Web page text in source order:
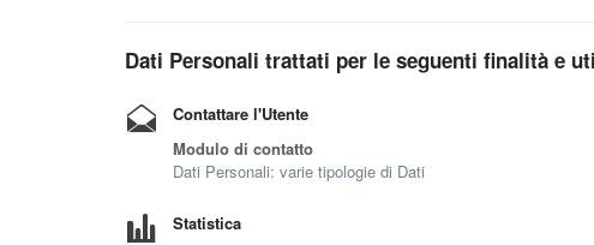
Dati Personali trattati per le seguenti finalità e
Contattare l'Utente
Modulo di contatto
Dati Personali: varie tipologie di Dati
Statistica